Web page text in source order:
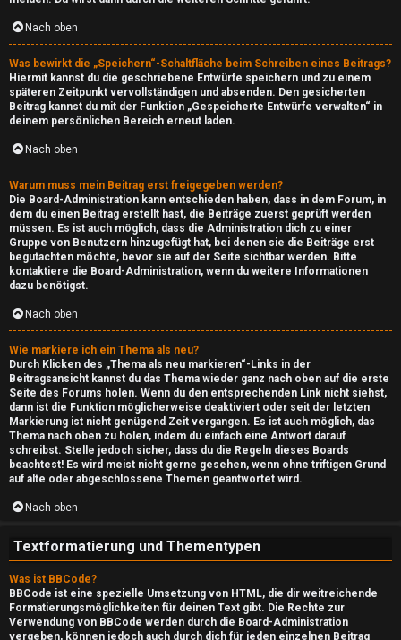
Nach oben
Was bewirkt die „Speichern“-Schaltfläche beim Schreiben eines Beitrags?
Hiermit kannst du die geschriebene Entwürfe speichern und zu einem
späteren Zeitpunkt vervollständigen und absenden. Den gesicherten
Beitrag kannst du mit der Funktion „Gespeicherte Entwürfe verwalten“ in
deinem persönlichen Bereich erneut laden.
Nach oben
Warum muss mein Beitrag erst freigegeben werden?
Die Board-Administration kann entschieden haben, dass in dem Forum, in
dem du einen Beitrag erstellt hast, die Beiträge zuerst geprüft werden
müssen. Es ist auch möglich, dass die Administration dich zu einer
Gruppe von Benutzern hinzugefügt hat, bei denen sie die Beiträge erst
begutachten möchte, bevor sie auf der Seite sichtbar werden. Bitte
kontaktiere die Board-Administration, wenn du weitere Informationen
dazu benötigst.
Nach oben
Wie markiere ich ein Thema als neu?
Durch Klicken des „Thema als neu markieren“-Links in der
Beitragsansicht kannst du das Thema wieder ganz nach oben auf die erste
Seite des Forums holen. Wenn du den entsprechenden Link nicht siehst,
dann ist die Funktion möglicherweise deaktiviert oder seit der letzten
Markierung ist nicht genügend Zeit vergangen. Es ist auch möglich, das
Thema nach oben zu holen, indem du einfach eine Antwort darauf
schreibst. Stelle jedoch sicher, dass du die Regeln dieses Boards
beachtest! Es wird meist nicht gerne gesehen, wenn ohne triftigen Grund
auf alte oder abgeschlossene Themen geantwortet wird.
Nach oben
Textformatierung und Thementypen
Was ist BBCode?
BBCode ist eine spezielle Umsetzung von HTML, die dir weitreichende
Formatierungsmöglichkeiten für deinen Text gibt. Die Rechte zur
Verwendung von BBCode werden durch die Board-Administration
vergeben, können jedoch auch durch dich für jeden einzelnen Beitrag
n
↳
G
a
m
i
n
g
↳
H
i
l
f
e
O
f